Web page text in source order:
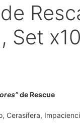
Set
deRescue
Cerasífera,